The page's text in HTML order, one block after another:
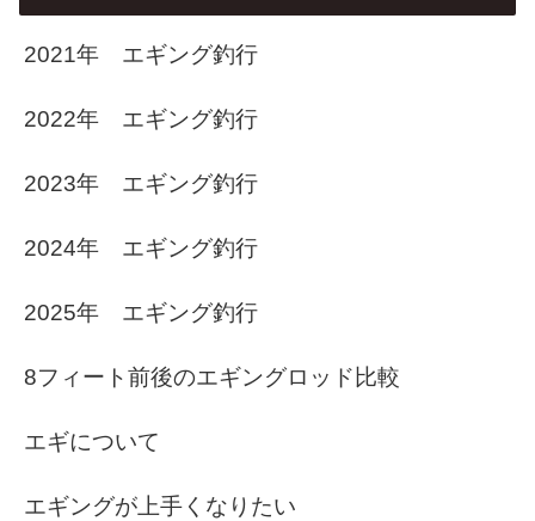
2021年 エギング釣行
2022年 エギング釣行
2023年 エギング釣行
2024年 エギング釣行
2025年 エギング釣行
8フィート前後のエギングロッド比較
エギについて
エギングが上手くなりたい